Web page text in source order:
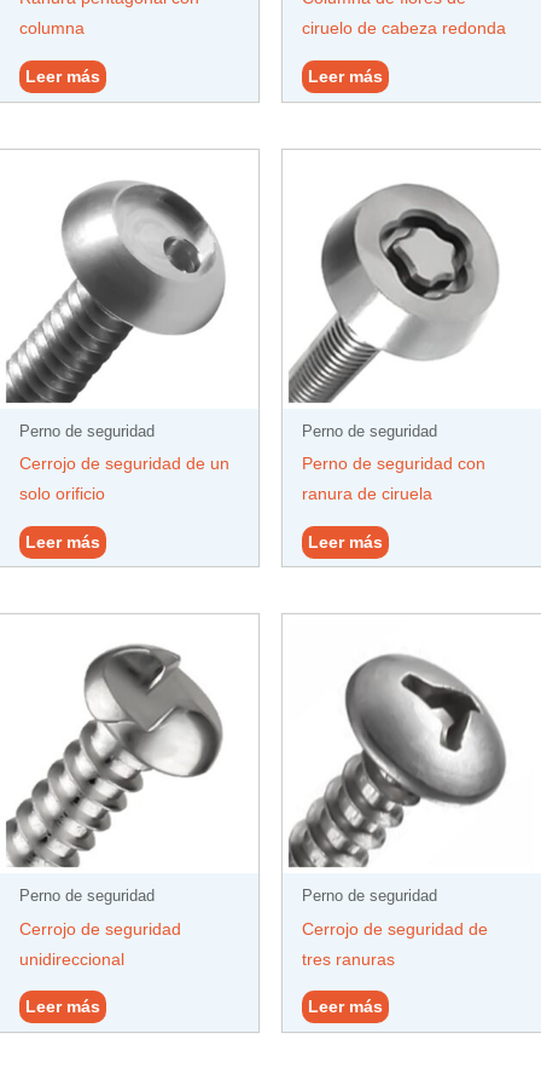
columna
Leer más
ciruelo de cabeza redonda
Leer más
Perno de seguridad
Cerrojo de seguridad de un
solo orificio
Leer más
Perno de seguridad
Perno de seguridad con
ranura de ciruela
Leer más
Perno de seguridad
Cerrojo de seguridad
unidireccional
Leer más
Perno de seguridad
Cerrojo de seguridad de
tres ranuras
Leer más